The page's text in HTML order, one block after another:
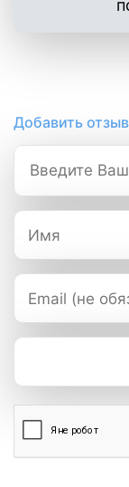
Добавить отзыв